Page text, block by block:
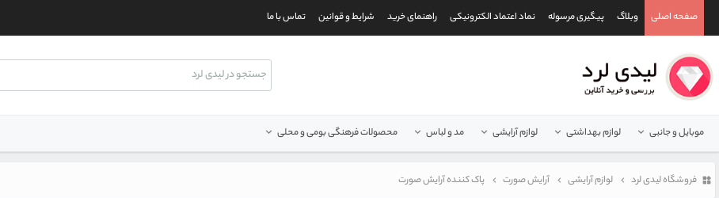
صفحه اصلی وبلاگ پیگیری مرسوله نماد اعتماد الکترونیکی راهنمای خرید شرایط و قوانین تماس با ما
موبایل و جانبی لوازم بهداشتی لوازم آرایشی مد و لباس محصولات فرهنگی بومی و محلی
فروشگاه لیدی لرد لوازم آرایشی آرایش صورت پاک کننده آرایش صورت